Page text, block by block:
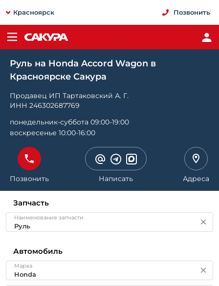
Красноярск Позвонить
Руль на Honda Accord Wagon в
Красноярске Сакура
Продавец ИП Тартаковский А. Г.
ИНН 246302687769
понедельник-суббота 09:00-19:00
воскресенье 10:00-16:00
Позвонить Написать Адреса
Запчасть
Наименование запчасти
Автомобиль
Марка